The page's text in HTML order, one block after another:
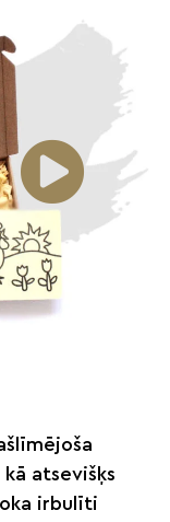
atsevišķs
irbulīti